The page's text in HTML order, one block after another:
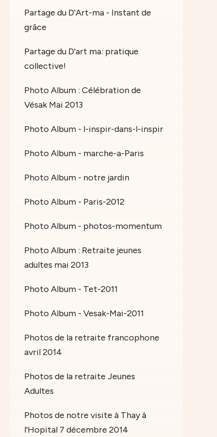
Partage du D'Art-ma - Instant de
grâce
Partage du D'art ma: pratique
collective!
Photo Album : Célébration de
Vésak Mai 2013
Photo Album - l-inspir-dans-l-inspir
Photo Album - marche-a-Paris
Photo Album - notre jardin
Photo Album - Paris-2012
Photo Album - photos-momentum
Photo Album : Retraite jeunes
adultes mai 2013
Photo Album - Tet-2011
Photo Album - Vesak-Mai-2011
Photos de la retraite francophone
avril 2014
Photos de la retraite Jeunes
Adultes
Photos de notre visite à Thay à
l'Hopital 7 décembre 2014